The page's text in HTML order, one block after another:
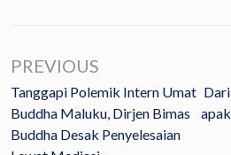
PREVIOUS
Tanggapi Polemik Intern Umat
Buddha Maluku, Dirjen Bimas
Buddha Desak Penyelesaian